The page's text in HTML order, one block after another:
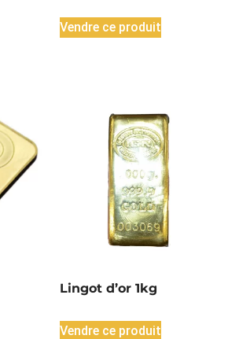
Vendre ce produit
Lingot d’or 1kg
Vendre ce produit